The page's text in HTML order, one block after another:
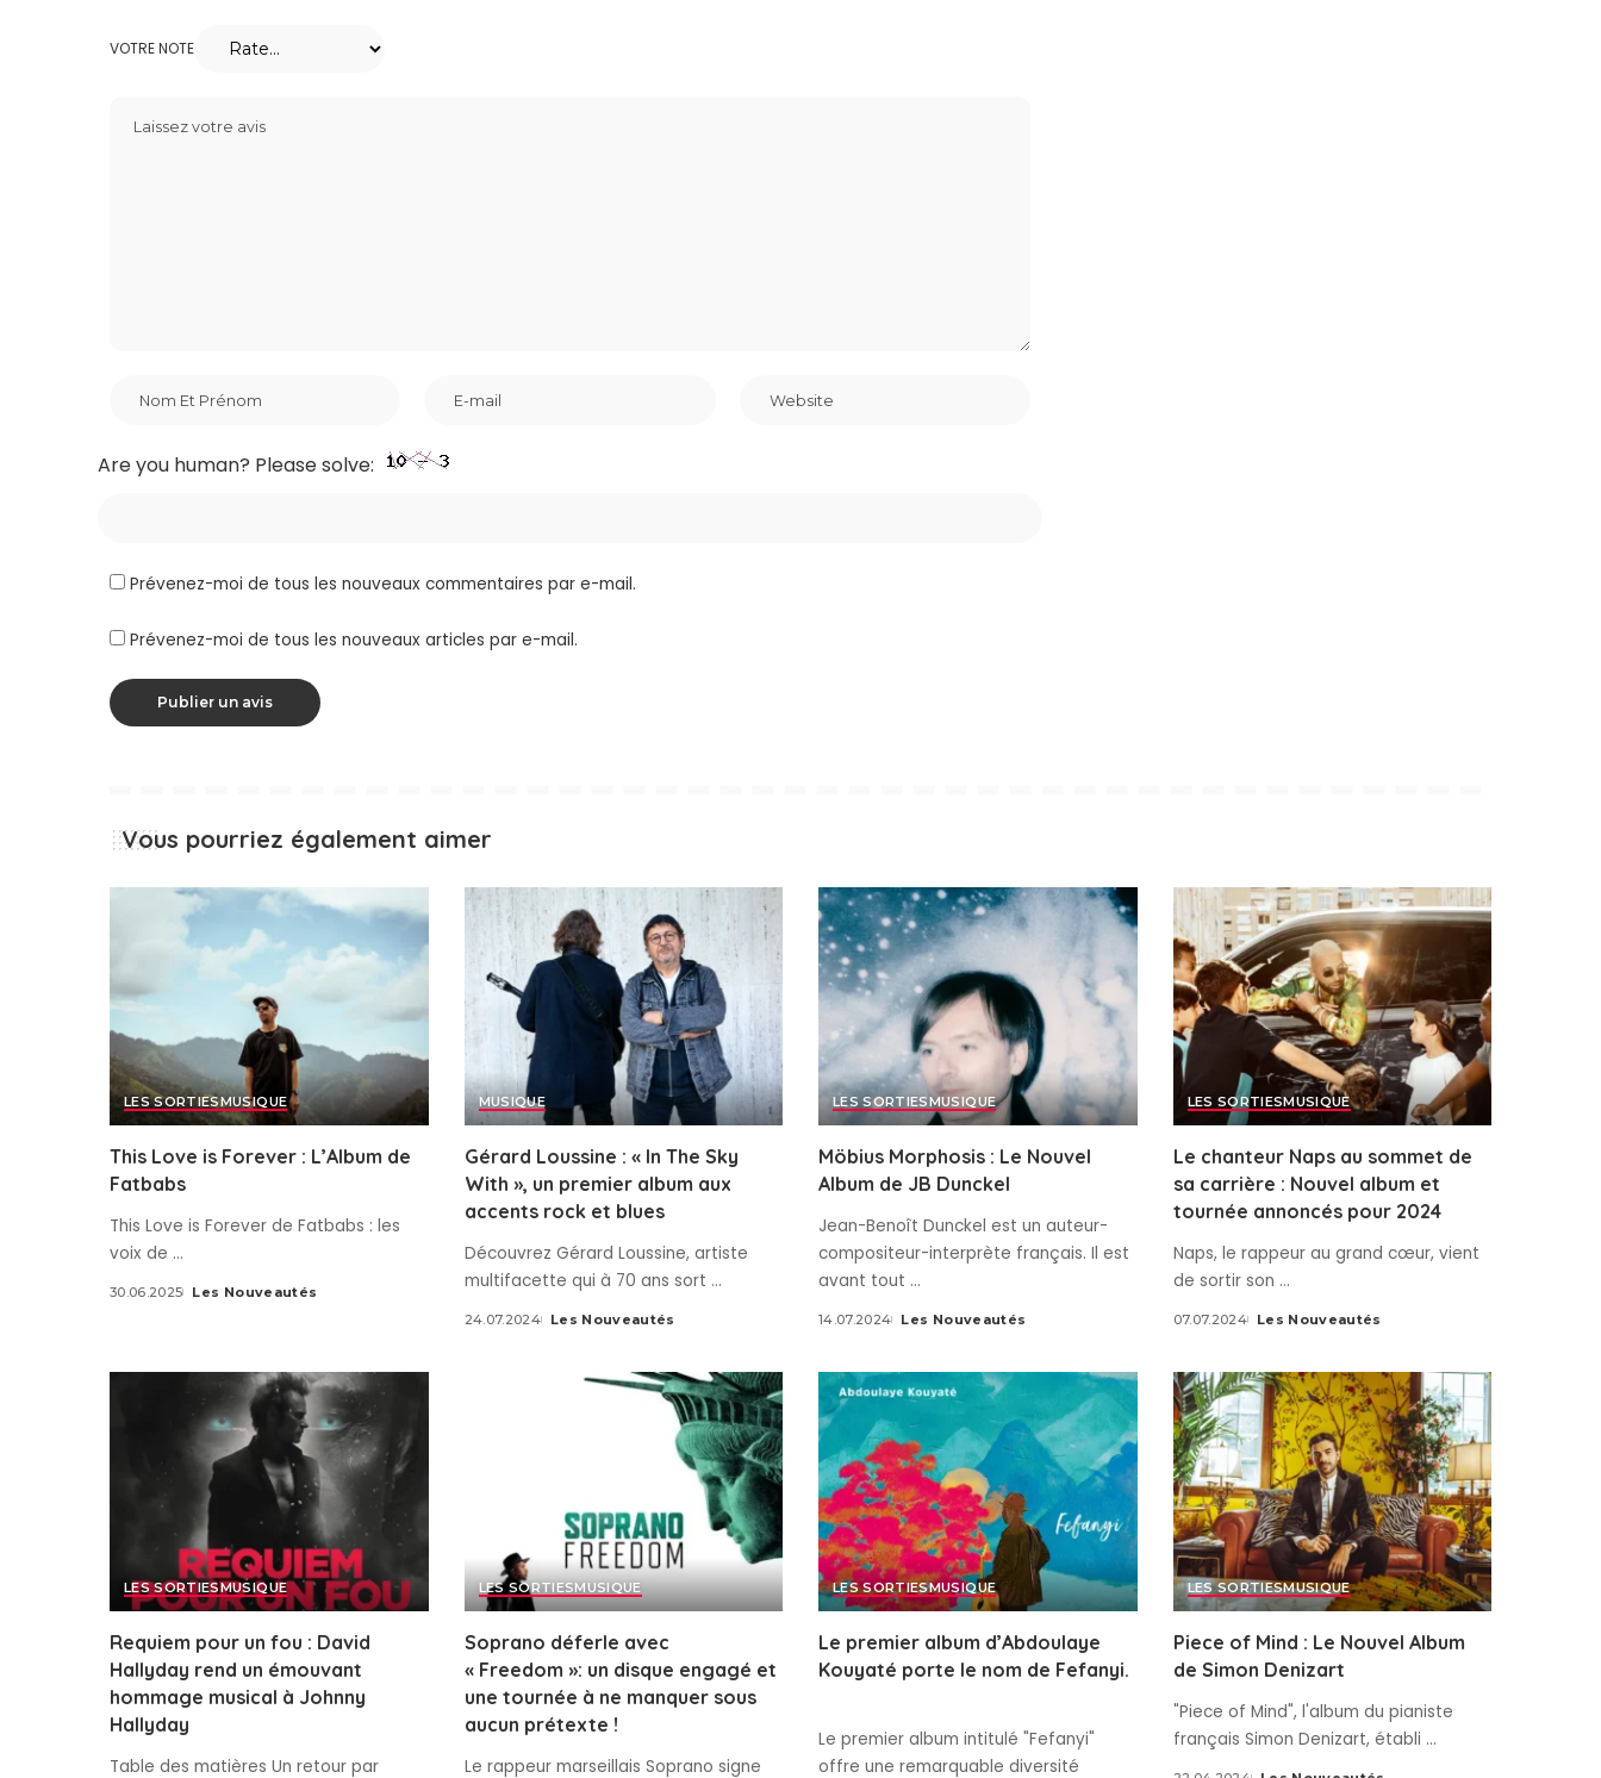
VOTRE NOTE
Are you human? Please solve:
Prévenez-moi de tous les nouveaux commentaires par e-mail.
Prévenez-moi de tous les nouveaux articles par e-mail.
Vous pourriez également aimer
LES SORTIESMUSIQUE
This Love is Forever : L’Album de
Fatbabs
This Love is Forever de Fatbabs : les
voix de ...
30.06.2025
Posted
Les Nouveautés
MUSIQUE
Gérard Loussine : « In The Sky
With », un premier album aux
accents rock et blues
Découvrez Gérard Loussine, artiste
multifacette qui à 70 ans sort ...
24.07.2024
Posted
Les Nouveautés
LES SORTIESMUSIQUE
Möbius Morphosis : Le Nouvel
Album de JB Dunckel
Jean-Benoît Dunckel est un auteur-
compositeur-interprète français. Il est
avant tout ...
14.07.2024
Posted
Les Nouveautés
LES SORTIESMUSIQUE
Le chanteur Naps au sommet de
sa carrière : Nouvel album et
tournée annoncés pour 2024
Naps, le rappeur au grand cœur, vient
de sortir son ...
07.07.2024
Posted
Les Nouveautés
LES SORTIESMUSIQUE
Requiem pour un fou : David
Hallyday rend un émouvant
hommage musical à Johnny
Hallyday
Table des matières Un retour par
LES SORTIESMUSIQUE
Soprano déferle avec
« Freedom »: un disque engagé et
une tournée à ne manquer sous
aucun prétexte !
Le rappeur marseillais Soprano signe
LES SORTIESMUSIQUE
Le premier album d’Abdoulaye
Kouyaté porte le nom de Fefanyi.
Le premier album intitulé "Fefanyi"
offre une remarquable diversité
LES SORTIESMUSIQUE
Piece of Mind : Le Nouvel Album
de Simon Denizart
"Piece of Mind", l'album du pianiste
français Simon Denizart, établi ...